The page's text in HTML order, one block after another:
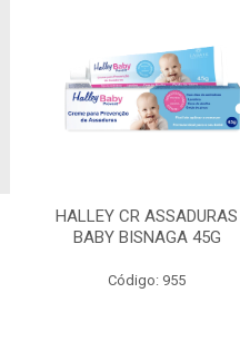
HALLEY CR ASSADURAS
BABY BISNAGA 45G
Código: 955